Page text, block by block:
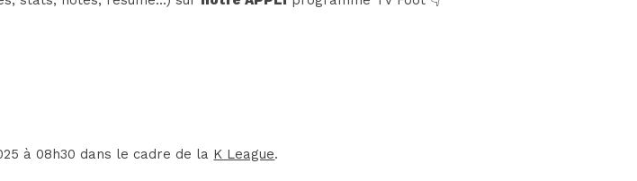
à 08h30 dans le cadre de la K League.